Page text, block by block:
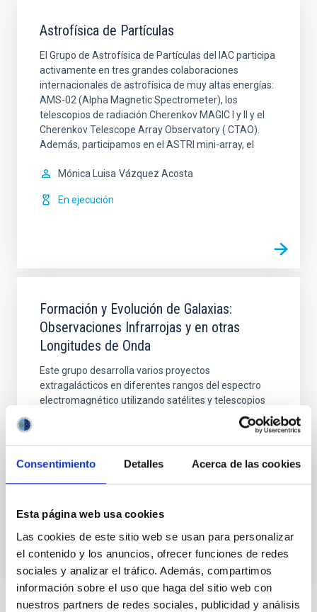
Consentimiento Detalles Acerca de las cookies
Esta página web usa cookies
Las cookies de este sitio web se usan para personalizar
el contenido y los anuncios, ofrecer funciones de redes
sociales y analizar el tráfico. Además, compartimos
información sobre el uso que haga del sitio web con
nuestros partners de redes sociales, publicidad y análisis
Astrofísica de Partículas
El Grupo de Astrofísica de Partículas del IAC participa
activamente en tres grandes colaboraciones
internacionales de astrofísica de muy altas energías:
AMS-02 (Alpha Magnetic Spectrometer), los
telescopios de radiación Cherenkov MAGIC I y II y el
Cherenkov Telescope Array Observatory ( CTAO).
Además, participamos en el ASTRI mini-array, el
Mónica Luisa Vázquez Acosta
En ejecución
Formación y Evolución de Galaxias:
Observaciones Infrarrojas y en otras
Longitudes de Onda
Este grupo desarrolla varios proyectos
extragalácticos en diferentes rangos del espectro
electromagnético utilizando satélites y telescopios
en tierra para estudiar la evolución cosmológica de
las galaxias y el origen de la actividad nuclear en
galaxias activas. En el aspecto instrumental, el grupo
forma parte del consorcio internacional que ha
En ejecución